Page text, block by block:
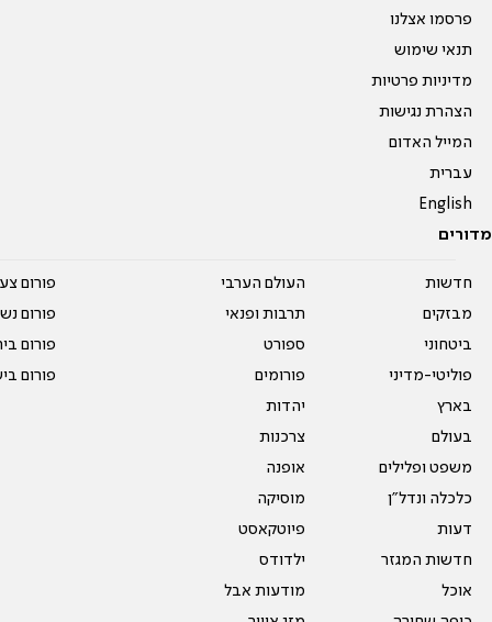
פרסמו אצלנו
תנאי שימוש
מדיניות פרטיות
הצהרת נגישות
המייל האדום
עברית
English
מדורים
חדשות
מבזקים
ביטחוני
פוליטי-מדיני
בארץ
בעולם
משפט ופלילים
כלכלה ונדל"ן
דעות
חדשות המגזר
אוכל
העולם הערבי
תרבות ופנאי
ספורט
פורומים
יהדות
צרכנות
אופנה
מוסיקה
פיוטקאסט
ילדודס
מודעות אבל
פורום
פורום
פורום
פורום